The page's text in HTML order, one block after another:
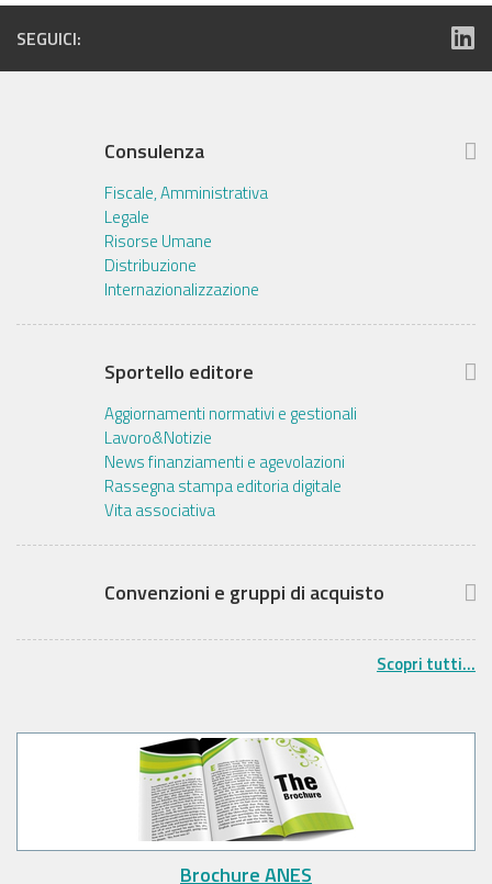
SEGUICI:
Consulenza
Fiscale, Amministrativa
Legale
Risorse Umane
Distribuzione
Internazionalizzazione
Sportello editore
Aggiornamenti normativi e gestionali
Lavoro&Notizie
News finanziamenti e agevolazioni
Rassegna stampa editoria digitale
Vita associativa
Convenzioni e gruppi di acquisto
Scopri tutti...
Brochure ANES